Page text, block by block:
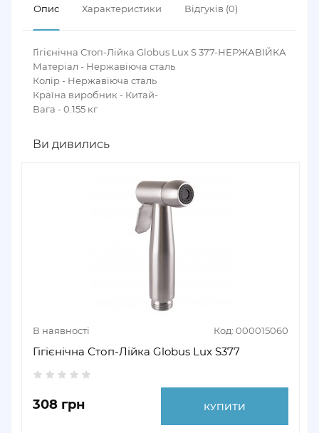
Опис Характеристики Відгуків (0)
Гігієнічна Стоп-Лійка Globus Lux S 377-НЕРЖАВІЙКА
Матеріал - Нержавіюча сталь
Колір - Нержавіюча сталь
Країна виробник - Китай-
Вага - 0.155 кг
Ви дивились
В наявності Код: 000015060
Гігієнічна Стоп-Лійка Globus Lux S377
308 грн КУПИТИ